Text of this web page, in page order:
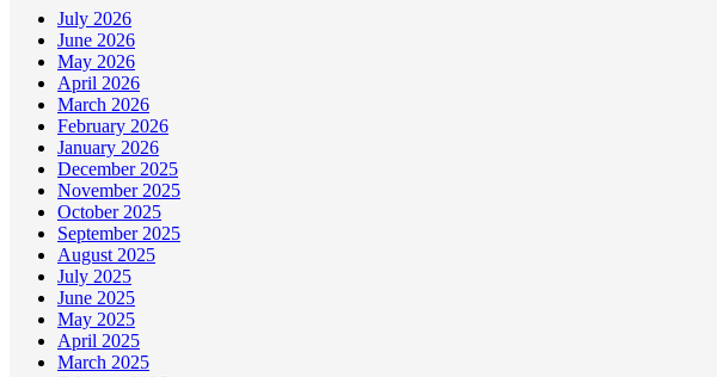
July 2026
June 2026
May 2026
April 2026
March 2026
February 2026
January 2026
December 2025
November 2025
October 2025
September 2025
August 2025
July 2025
June 2025
May 2025
April 2025
March 2025